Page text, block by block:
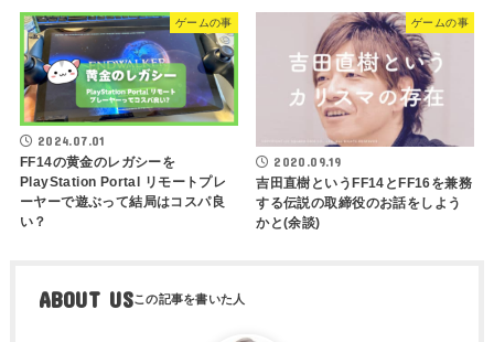
ゲームの事
2024.07.01
FF14の黄金のレガシーを
PlayStation Portal リモートプレ
ーヤーで遊ぶって結局はコスパ良
い？
ゲームの事
2020.09.19
吉田直樹というFF14とFF16を兼務
する伝説の取締役のお話をしよう
かと(余談)
ABOUT US